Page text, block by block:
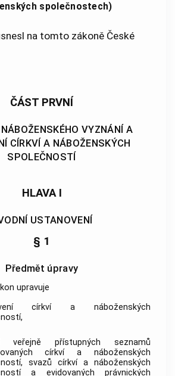
společnostech)
na tomto zákoně České
ČÁST PRVNÍ
VYZNÁNÍ A
CÍRKVÍ A NÁBOŽENSKÝCH
SPOLEČNOSTÍ
HLAVA I
USTANOVENÍ
§ 1
Předmět úpravy
upravuje
církví a náboženských
,
veřejně přístupných seznamů
církví a náboženských
, svazů církví a náboženských
a evidovaných právnických